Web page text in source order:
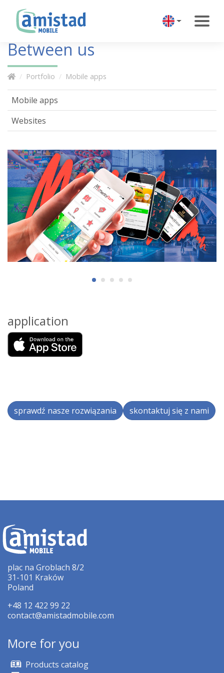
Between us
Portfolio Mobile apps
application
sprawdź nasze rozwiązania skontaktuj się z nami
Mobile apps
Websites
plac na Groblach 8/2
31-101 Kraków
Poland
+48 12 422 99 22
contact@amistadmobile.com
More for you
Products catalog